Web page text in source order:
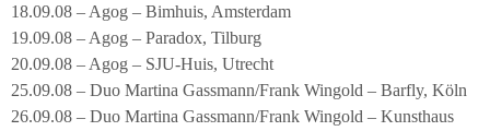
18.09.08 – Agog – Bimhuis, Amsterdam
19.09.08 – Agog – Paradox, Tilburg
20.09.08 – Agog – SJU-Huis, Utrecht
25.09.08 – Duo Martina Gassmann/Frank Wingold – Barfly, Köln
26.09.08 – Duo Martina Gassmann/Frank Wingold – Kunsthaus